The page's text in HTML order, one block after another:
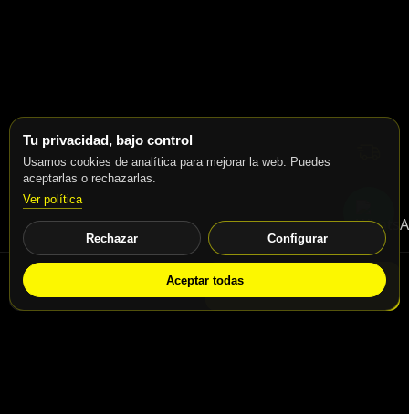
Tu privacidad, bajo control
Usamos cookies de analítica para mejorar la web. Puedes
aceptarlas o rechazarlas.
Ver política
Rechazar Configurar
Aceptar todas